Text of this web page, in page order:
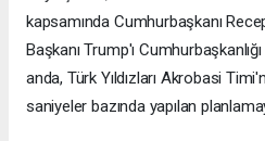
kapsamında Cumhurbaşkanı
Başkanı Trump'ı
anda, Türk Yıldızları Akrobasi
saniyeler bazında yapılan